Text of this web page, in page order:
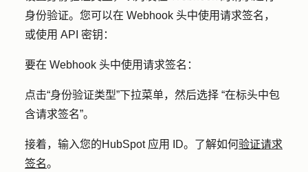
身份验证。您可以在 Webhook 头中使用请求签名，
或使用 API 密钥：
要在 Webhook 头中使用请求签名：
点击“身份验证类型”下拉菜单，然后选择 “在标头中包
含请求签名”。
接着，输入您的HubSpot 应用 ID。了解如何验证请求
签名。